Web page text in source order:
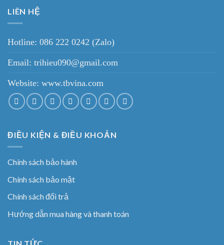
LIÊN HỆ
Hotline: 086 222 0242 (Zalo)
Email: trihieu090@gmail.com
Website: www.tbvina.com
ĐIỀU KIỆN & ĐIỀU KHOẢN
Chính sách bảo hành
Chính sách bảo mật
Chính sách đổi trả
Hướng dẫn mua hàng và thanh toán
TIN TỨC